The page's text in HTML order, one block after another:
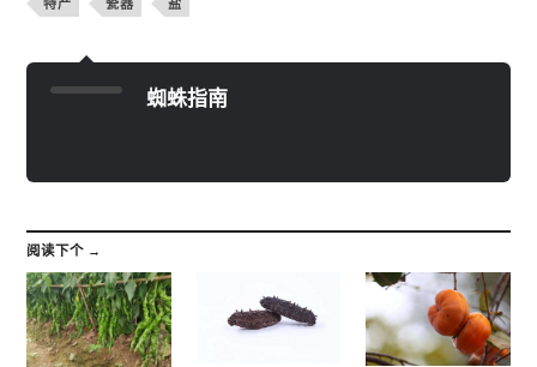
特产 瓷器 盐
蜘蛛指南
阅读下个 →